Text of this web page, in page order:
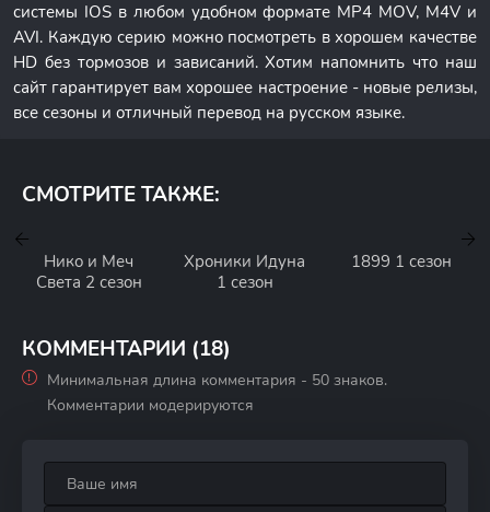
системы IOS в любом удобном формате MP4 MOV, M4V и
AVI. Каждую серию можно посмотреть в хорошем качестве
HD без тормозов и зависаний. Хотим напомнить что наш
сайт гарантирует вам хорошее настроение - новые релизы,
все сезоны и отличный перевод на русском языке.
СМОТРИТЕ ТАКЖЕ:
Нико и Меч
Света 2 сезон
Хроники Идуна
1 сезон
1899 1 сезон
КОММЕНТАРИИ (18)
Минимальная длина комментария - 50 знаков.
Комментарии модерируются